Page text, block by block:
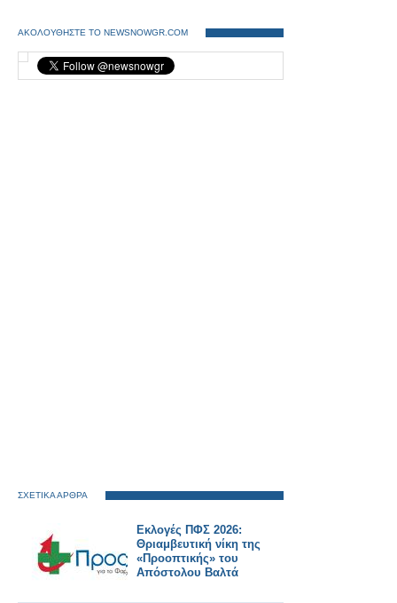
ΑΚΟΛΟΥΘΗΣΤΕ ΤΟ NEWSNOWGR.COM
ΣΧΕΤΙΚΑ ΑΡΘΡΑ
Εκλογές ΠΦΣ 2026:
Θριαμβευτική νίκη της
«Προοπτικής» του
Απόστολου Βαλτά